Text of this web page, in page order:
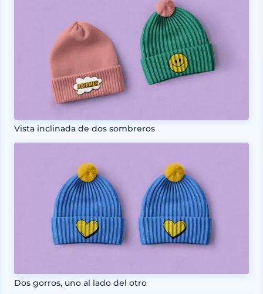
Vista inclinada de dos sombreros
Dos gorros, uno al lado del otro